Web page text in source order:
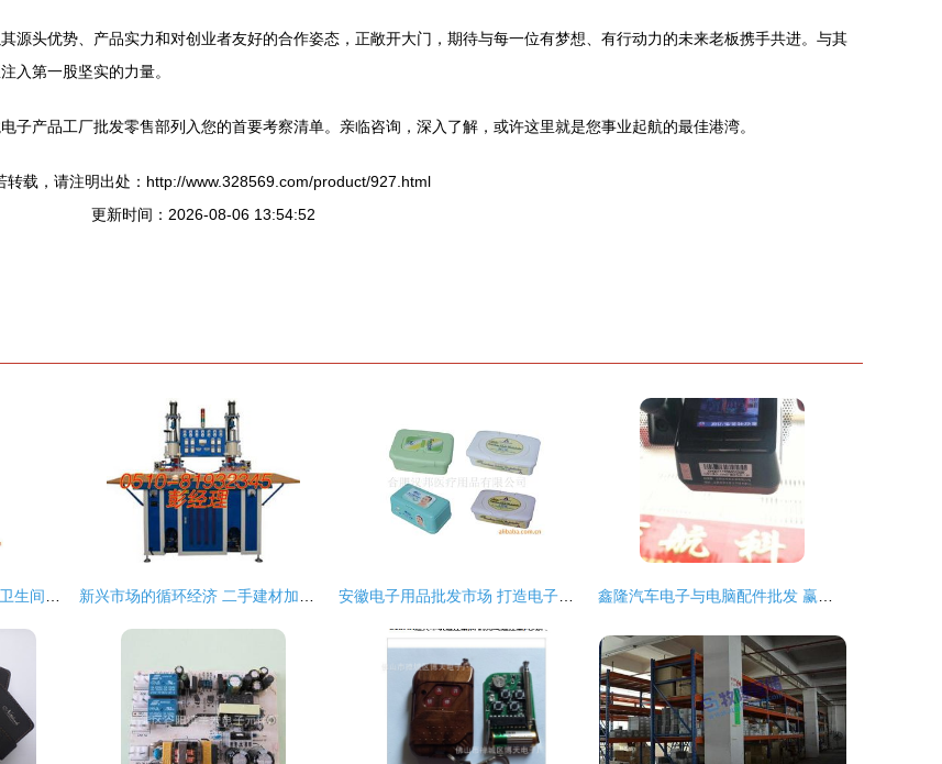
源头优势、产品实力和对创业者友好的合作姿态，正敞开大门，期待与每一位有梦想、有行动力的未来老板携手共进。与其
入第一股坚实的力量。
子产品工厂批发零售部列入您的首要考察清单。亲临咨询，深入了解，或许这里就是您事业起航的最佳港湾。
转载，请注明出处：http://www.328569.com/product/927.html
更新时间：2026-08-06 13:54:52